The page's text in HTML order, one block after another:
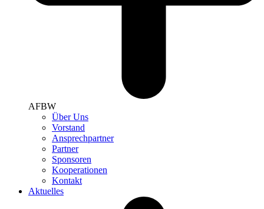
AFBW
Über Uns
Vorstand
Ansprechpartner
Partner
Sponsoren
Kooperationen
Kontakt
Aktuelles